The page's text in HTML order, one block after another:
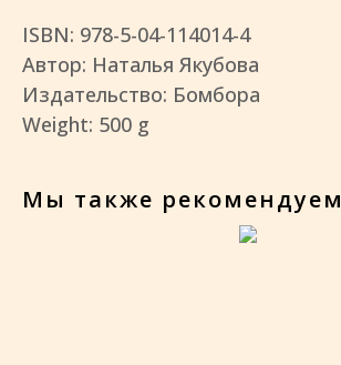
ISBN: 978-5-04-114014-4
Автор: Наталья Якубова
Издательство: Бомбора
Weight: 500 g
Мы также рекомендуем